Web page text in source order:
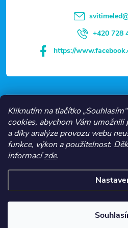
Kliknutím na tlačítko
cookies, abychom Vám
a díky analýze provozu webu
funkce, výkon a použitelnost.
informacízde.
VŠE O NÁKUPU
NEJČASTĚJŠÍ KATEGORIE
svitimeled
+420 728
https://
Copyright 2026Svítíme LED.